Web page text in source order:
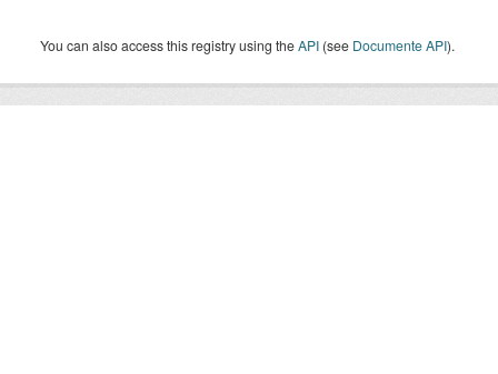
You can also access this registry using theAPI (see Documente API).